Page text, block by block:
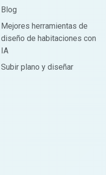
Blog
Mejores herramientas de
diseño de habitaciones con
IA
Subir plano y diseñar